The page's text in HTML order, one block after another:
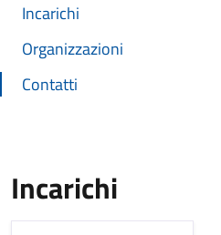
Incarichi
Organizzazioni
Contatti
Incarichi